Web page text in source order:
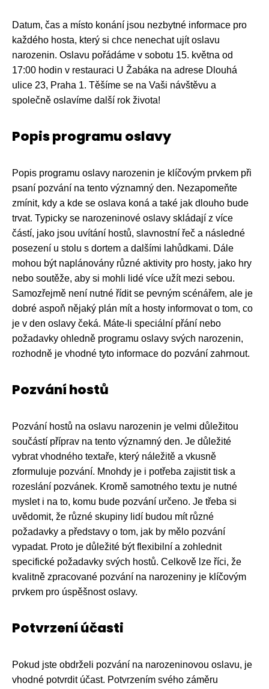
Datum, čas a místo konání jsou nezbytné informace pro
každého hosta, který si chce nenechat ujít oslavu
narozenin. Oslavu pořádáme v sobotu 15. května od
17:00 hodin v restauraci U Žabáka na adrese Dlouhá
ulice 23, Praha 1. Těšíme se na Vaši návštěvu a
společně oslavíme další rok života!
Popis programu oslavy
Popis programu oslavy narozenin je klíčovým prvkem při
psaní pozvání na tento významný den. Nezapomeňte
zmínit, kdy a kde se oslava koná a také jak dlouho bude
trvat. Typicky se narozeninové oslavy skládají z více
částí, jako jsou uvítání hostů, slavnostní řeč a následné
posezení u stolu s dortem a dalšími lahůdkami. Dále
mohou být naplánovány různé aktivity pro hosty, jako hry
nebo soutěže, aby si mohli lidé více užít mezi sebou.
Samozřejmě není nutné řídit se pevným scénářem, ale je
dobré aspoň nějaký plán mít a hosty informovat o tom, co
je v den oslavy čeká. Máte-li speciální přání nebo
požadavky ohledně programu oslavy svých narozenin,
rozhodně je vhodné tyto informace do pozvání zahrnout.
Pozvání hostů
Pozvání hostů na oslavu narozenin je velmi důležitou
součástí příprav na tento významný den. Je důležité
vybrat vhodného textaře, který náležitě a vkusně
zformuluje pozvání. Mnohdy je i potřeba zajistit tisk a
rozeslání pozvánek. Kromě samotného textu je nutné
myslet i na to, komu bude pozvání určeno. Je třeba si
uvědomit, že různé skupiny lidí budou mít různé
požadavky a představy o tom, jak by mělo pozvání
vypadat. Proto je důležité být flexibilní a zohlednit
specifické požadavky svých hostů. Celkově lze říci, že
kvalitně zpracované pozvání na narozeniny je klíčovým
prvkem pro úspěšnost oslavy.
Potvrzení účasti
Pokud jste obdrželi pozvání na narozeninovou oslavu, je
vhodné potvrdit účast. Potvrzením svého záměru